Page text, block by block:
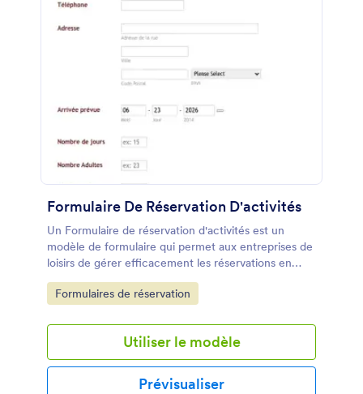
Formulaire De Réservation D'activités
Un Formulaire de réservation d'activités est un
modèle de formulaire qui permet aux entreprises de
loisirs de gérer efficacement les réservations en
ligne pour leurs activités. Simplifiez le processus de
réservation pour vos clients et optimisez votre
Go to Category:
Formulaires de réservation
Utiliser le modèle
Prévisualiser